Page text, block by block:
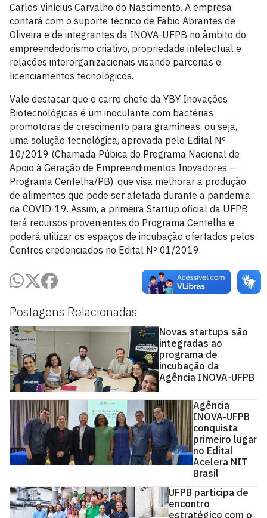
Postagens Relacionadas
Novas startups são
integradas ao
programa de
incubação da
Agência INOVA-UFPB
Agência
INOVA-UFPB
conquista
primeiro lugar
no Edital
Acelera NIT
Brasil
UFPB participa de
encontro
estratégico com o
Carlos Vinícius Carvalho do Nascimento. A empresa
contará com o suporte técnico de Fábio Abrantes de
Oliveira e de integrantes da INOVA-UFPB no âmbito do
empreendedorismo criativo, propriedade intelectual e
relações interorganizacionais visando parcerias e
licenciamentos tecnológicos.
Vale destacar que o carro chefe da YBY Inovações
Biotecnológicas é um inoculante com bactérias
promotoras de crescimento para gramíneas, ou seja,
uma solução tecnológica, aprovada pelo Edital Nº
10/2019 (Chamada Púbica do Programa Nacional de
Apoio à Geração de Empreendimentos Inovadores –
Programa Centelha/PB), que visa melhorar a produção
de alimentos que pode ser afetada durante a pandemia
da COVID-19. Assim, a primeira Startup oficial da UFPB
terá recursos provenientes do Programa Centelha e
poderá utilizar os espaços de incubação ofertados pelos
Centros credenciados no Edital Nº 01/2019.